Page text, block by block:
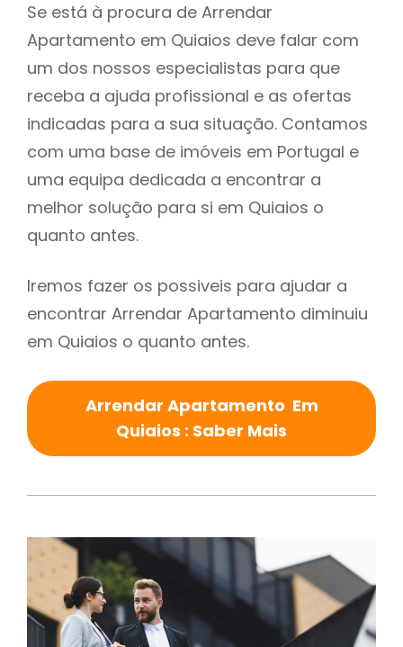
Se está à procura de Arrendar
Apartamento em Quiaios deve falar com
um dos nossos especialistas para que
receba a ajuda profissional e as ofertas
indicadas para a sua situação. Contamos
com uma base de imóveis em Portugal e
uma equipa dedicada a encontrar a
melhor solução para si em Quiaios o
quanto antes.
Iremos fazer os possiveis para ajudar a
encontrar Arrendar Apartamento diminuiu
em Quiaios o quanto antes.
Arrendar Apartamento Em
Quiaios : Saber Mais